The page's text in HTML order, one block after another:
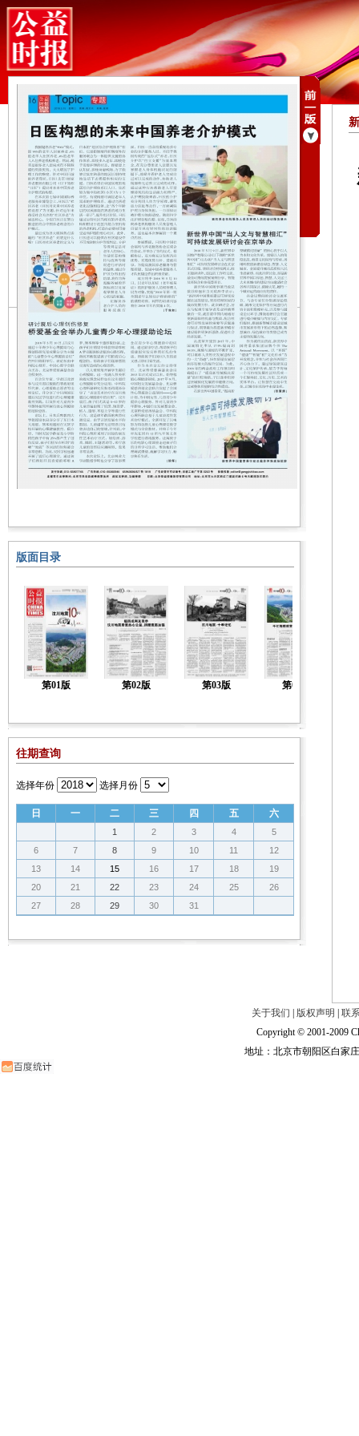
版面目录
第01版 第02版 第03版 第04版
往期查询
选择年份 选择月份
日 一 二 三 四 五 六
1 2 3 4
5
6
7 8 9 10 11
12
13
14 15 16 17 18
19
20
21 22 23 24 25
26
27
28 29 30 31
关于我们 版权声明
联
Copyright © 2001-2009
地址：北京市朝阳区白家